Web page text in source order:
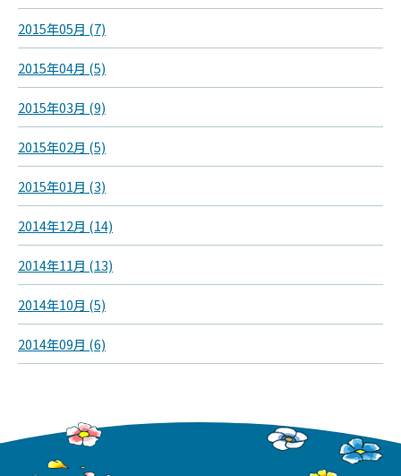
2015年05月 (7)
2015年04月 (5)
2015年03月 (9)
2015年02月 (5)
2015年01月 (3)
2014年12月 (14)
2014年11月 (13)
2014年10月 (5)
2014年09月 (6)